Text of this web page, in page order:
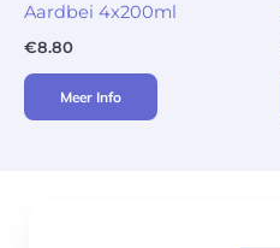
Aardbei 4x200ml
€8.80
Meer Info